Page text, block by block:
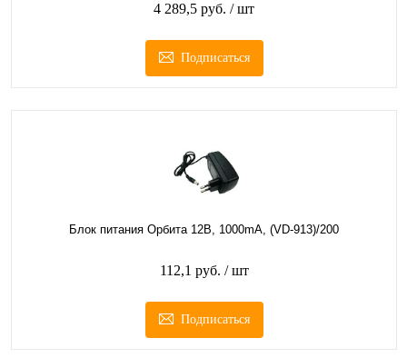
4 289,5 руб. / шт
Подписаться
Блок питания Орбита 12В, 1000mA, (VD-913)/200
112,1 руб. / шт
Подписаться